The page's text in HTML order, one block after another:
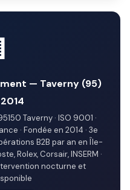
— Taverny (95)
Taverny · ISO 9001 ·
· Fondée en 2014 · 3e
B2B par an en Île-
Rolex, Corsair, INSERM ·
nocturne et